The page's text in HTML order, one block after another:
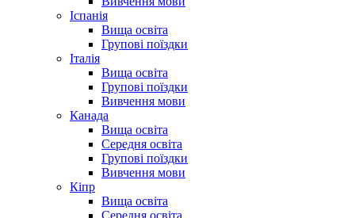
Іспанія
Вища освіта
Групові поїздки
Італія
Вища освіта
Групові поїздки
Вивчення мови
Канада
Вища освіта
Середня освіта
Групові поїздки
Вивчення мови
Кіпр
Вища освіта
Середня освіта